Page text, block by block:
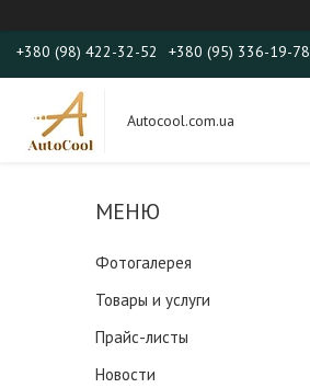
+380 (98) 422-32-52 +380 (95) 336-19-78
Autocool.com.ua
Фотогалерея
Товары и услуги
Прайс-листы
Новости